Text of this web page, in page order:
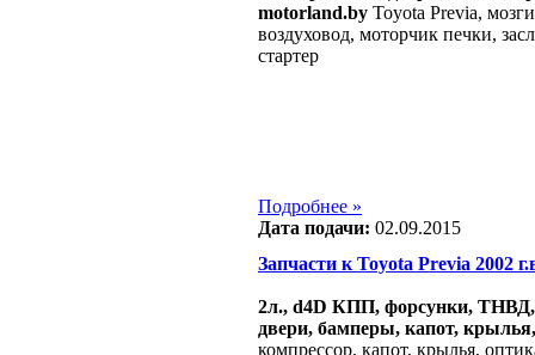
motorland.by Toyota Previa,
воздуховод, моторчик печки,
стартер
Подробнее »
Дата подачи: 02.09.2015
Запчасти к Toyota Previa 2002
2л., d4D КПП, форсунки, ТНВД,
двери, бамперы, капот,
компрессор, капот, крылья,